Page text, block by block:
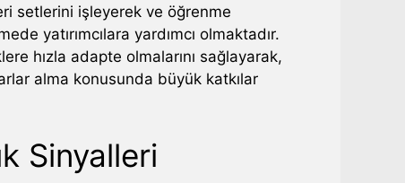
setlerini işleyerek ve öğrenme
yatırımcılara yardımcı olmaktadır.
hızla adapte olmalarını sağlayarak,
alma konusunda büyük katkılar
Sinyalleri